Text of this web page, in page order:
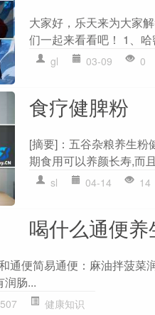
大家好，乐天来为大家
们一起来看看吧！ 1、
gl 03-09 0
食疗健脾粉
[摘要]：五谷杂粮养生
期食用可以养颜长寿,而
sl 04-14 14
喝什么通便养
通便简易通便：麻油拌菠
润肠...
507 健康知识